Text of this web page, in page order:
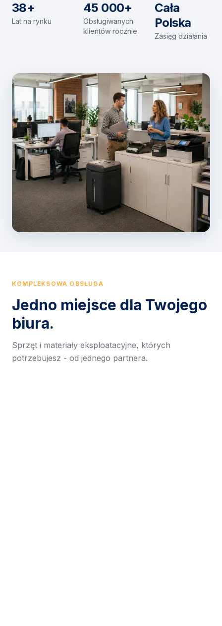
38+
Lat na rynku
45 000+
Obsługiwanych
klientów rocznie
Cała
Polska
Zasięg działania
KOMPLEKSOWA OBSŁUGA
Jedno miejsce dla Twojego
biura.
Sprzęt i materiały eksploatacyjne, których
potrzebujesz - od jednego partnera.